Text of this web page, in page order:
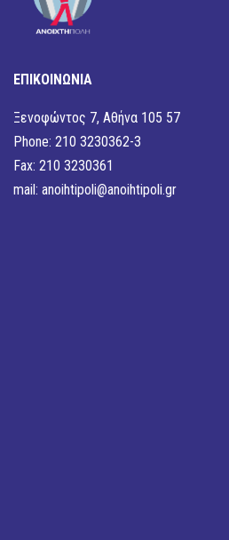
ΕΠΙΚΟΙΝΩΝΙΑ
Ξενοφώντος 7, Αθήνα 105 57
Phone: 210 3230362-3
Fax: 210 3230361
mail: anoihtipoli@anoihtipoli.gr